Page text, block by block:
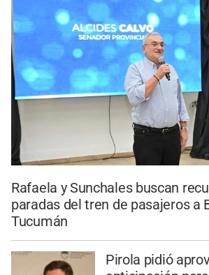
Rafaela y Sunchales buscan
paradas del tren de pasajeros a
Tucumán
Pirola pidió